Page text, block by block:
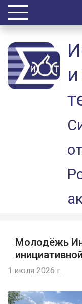
Молодёжь
1 июля 2026 г.